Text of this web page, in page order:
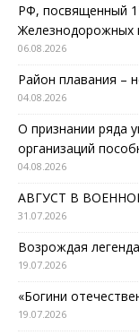
РФ, посвященный
Железнодорожных
06.08.2026
Район плавания –
04.08.2026
О признании ряда
организаций
04.08.2026
АВГУСТ В
31.07.2026
Возрождая
19.07.2026
«Богини
19.07.2026